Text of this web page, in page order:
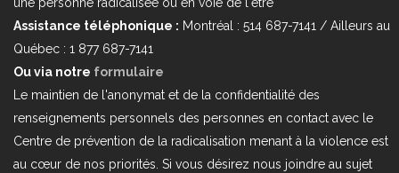
Assistance téléphonique : Montréal : 514 687-7141 / Ailleurs au
Québec : 1 877 687-7141
Ou via notre formulaire
Le maintien de l'anonymat et de la confidentialité des
renseignements personnels des personnes en contact avec le
Centre de prévention de la radicalisation menant à la violence est
au cœur de nos priorités. Si vous désirez nous joindre au sujet